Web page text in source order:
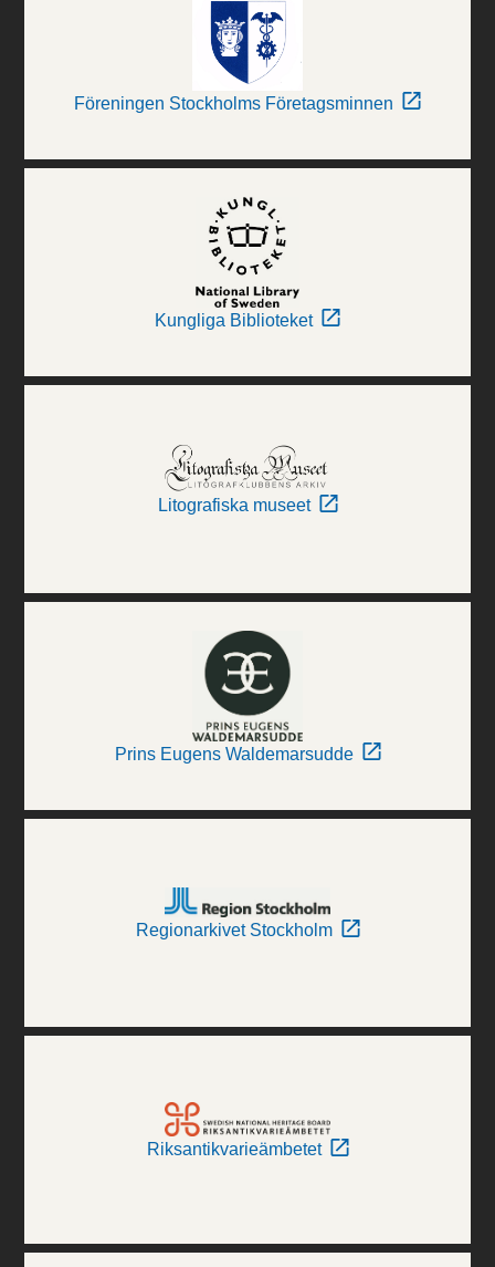
Föreningen Stockholms Företagsminnen
Kungliga Biblioteket
Litografiska museet
Prins Eugens Waldemarsudde
Regionarkivet Stockholm
Riksantikvarieämbetet